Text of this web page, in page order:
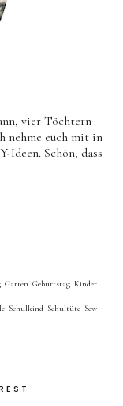
vier Töchtern
nehme euch mit in
Ideen. Schön, dass
Garten Geburtstag Kinder
Schulkind Schultüte Sew